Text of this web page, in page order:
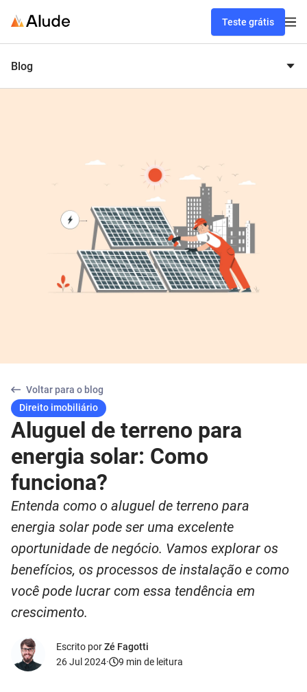
Teste grátis
Blog
Voltar para o blog
Direito imobiliário
Aluguel de terreno para
energia solar: Como
funciona?
Entenda como o aluguel de terreno para
energia solar pode ser uma excelente
oportunidade de negócio. Vamos explorar os
benefícios, os processos de instalação e como
você pode lucrar com essa tendência em
crescimento.
Escrito porZé Fagotti
26 Jul 2024· 9 min de leitura